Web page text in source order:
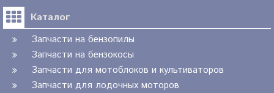
Каталог
Запчасти на бензопилы
Запчасти на бензокосы
Запчасти для мотоблоков и культиваторов
Запчасти для лодочных моторов